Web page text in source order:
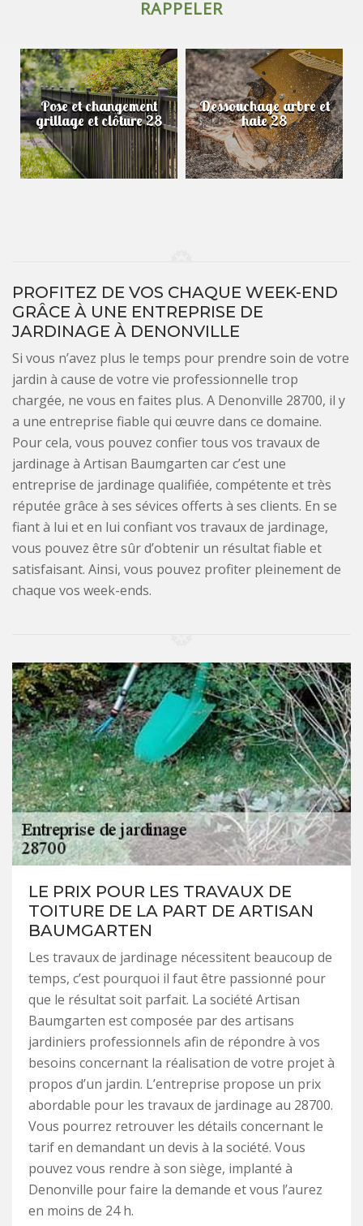
Pose et changement
grillage et clôture 28
Dessouchage arbre et
haie 28
PROFITEZ DE VOS CHAQUE WEEK-END
GRÂCE À UNE ENTREPRISE DE
JARDINAGE À DENONVILLE
Si vous n’avez plus le temps pour prendre soin de votre
jardin à cause de votre vie professionnelle trop
chargée, ne vous en faites plus. A Denonville 28700, il y
a une entreprise fiable qui œuvre dans ce domaine.
Pour cela, vous pouvez confier tous vos travaux de
jardinage à Artisan Baumgarten car c’est une
entreprise de jardinage qualifiée, compétente et très
réputée grâce à ses sévices offerts à ses clients. En se
fiant à lui et en lui confiant vos travaux de jardinage,
vous pouvez être sûr d’obtenir un résultat fiable et
satisfaisant. Ainsi, vous pouvez profiter pleinement de
chaque vos week-ends.
LE PRIX POUR LES TRAVAUX DE
TOITURE DE LA PART DE ARTISAN
BAUMGARTEN
Les travaux de jardinage nécessitent beaucoup de
temps, c’est pourquoi il faut être passionné pour
que le résultat soit parfait. La société Artisan
Baumgarten est composée par des artisans
jardiniers professionnels afin de répondre à vos
besoins concernant la réalisation de votre projet à
propos d’un jardin. L’entreprise propose un prix
abordable pour les travaux de jardinage au 28700.
Vous pourrez retrouver les détails concernant le
tarif en demandant un devis à la société. Vous
pouvez vous rendre à son siège, implanté à
Denonville pour faire la demande et vous l’aurez
en moins de 24 h.